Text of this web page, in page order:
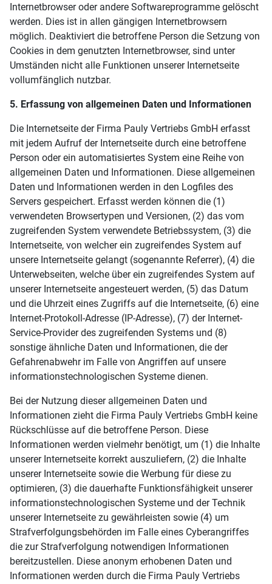
Internetbrowser oder andere Softwareprogramme gelöscht
werden. Dies ist in allen gängigen Internetbrowsern
möglich. Deaktiviert die betroffene Person die Setzung von
Cookies in dem genutzten Internetbrowser, sind unter
Umständen nicht alle Funktionen unserer Internetseite
vollumfänglich nutzbar.
5. Erfassung von allgemeinen Daten und Informationen
Die Internetseite der Firma Pauly Vertriebs GmbH erfasst
mit jedem Aufruf der Internetseite durch eine betroffene
Person oder ein automatisiertes System eine Reihe von
allgemeinen Daten und Informationen. Diese allgemeinen
Daten und Informationen werden in den Logfiles des
Servers gespeichert. Erfasst werden können die (1)
verwendeten Browsertypen und Versionen, (2) das vom
zugreifenden System verwendete Betriebssystem, (3) die
Internetseite, von welcher ein zugreifendes System auf
unsere Internetseite gelangt (sogenannte Referrer), (4) die
Unterwebseiten, welche über ein zugreifendes System auf
unserer Internetseite angesteuert werden, (5) das Datum
und die Uhrzeit eines Zugriffs auf die Internetseite, (6) eine
Internet-Protokoll-Adresse (IP-Adresse), (7) der Internet-
Service-Provider des zugreifenden Systems und (8)
sonstige ähnliche Daten und Informationen, die der
Gefahrenabwehr im Falle von Angriffen auf unsere
informationstechnologischen Systeme dienen.
Bei der Nutzung dieser allgemeinen Daten und
Informationen zieht die Firma Pauly Vertriebs GmbH keine
Rückschlüsse auf die betroffene Person. Diese
Informationen werden vielmehr benötigt, um (1) die Inhalte
unserer Internetseite korrekt auszuliefern, (2) die Inhalte
unserer Internetseite sowie die Werbung für diese zu
optimieren, (3) die dauerhafte Funktionsfähigkeit unserer
informationstechnologischen Systeme und der Technik
unserer Internetseite zu gewährleisten sowie (4) um
Strafverfolgungsbehörden im Falle eines Cyberangriffes
die zur Strafverfolgung notwendigen Informationen
bereitzustellen. Diese anonym erhobenen Daten und
Informationen werden durch die Firma Pauly Vertriebs